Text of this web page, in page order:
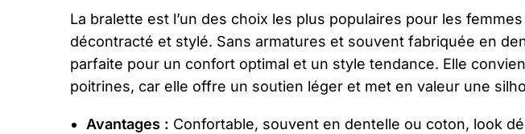
La bralette est l’un des choix les plus populaires pour les
décontracté et stylé. Sans armatures et souvent fabriquée en
parfaite pour un confort optimal et un style tendance. Elle
poitrines, car elle offre un soutien léger et met en valeur une
Avantages : Confortable, souvent en dentelle ou coton, look